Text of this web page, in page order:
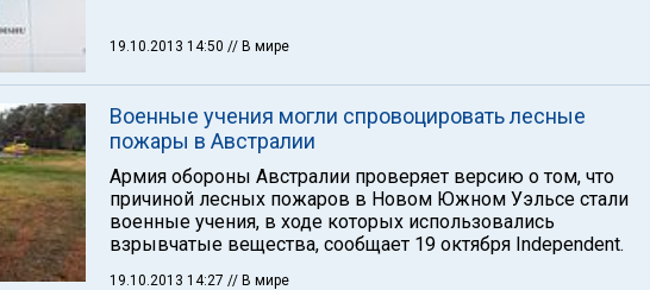
19.10.2013 14:50 // В мире
Военные учения могли спровоцировать лесные
пожары в Австралии
Армия обороны Австралии проверяет версию о том, что
причиной лесных пожаров в Новом Южном Уэльсе стали
военные учения, в ходе которых использовались
взрывчатые вещества, сообщает 19 октября Independent.
19.10.2013 14:27 // В мире